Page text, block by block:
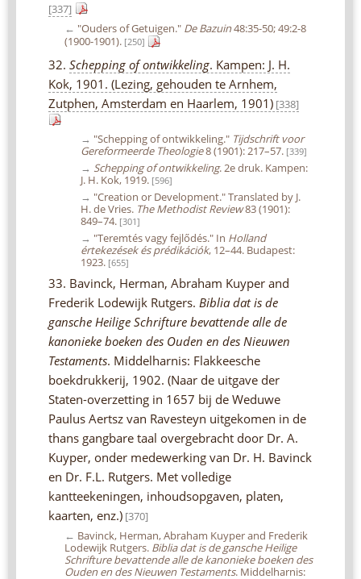
[337]
← "Ouders of Getuigen." De Bazuin48:35-50; 49:2-8
(1900-1901). [250]
32. Schepping of ontwikkeling. Kampen: J. H.
Kok, 1901. (Lezing, gehouden te Arnhem,
Zutphen, Amsterdam en Haarlem, 1901) [338]
→ "Schepping of ontwikkeling." Tijdschrift voor
Gereformeerde Theologie8 (1901): 217–57. [339]
→ Schepping of ontwikkeling. 2e druk. Kampen:
J. H. Kok, 1919. [596]
→ "Creation or Development." Translated by J.
H. de Vries. The Methodist Review83 (1901):
849–74. [301]
→ "Teremtés vagy fejlődés." In Holland
értekezések és prédikációk, 12–44. Budapest:
1923. [655]
33. Bavinck, Herman, Abraham Kuyper and
Frederik Lodewijk Rutgers. Biblia dat is de
gansche Heilige Schrifture bevattende alle de
kanonieke boeken des Ouden en des Nieuwen
Testaments. Middelharnis: Flakkeesche
boekdrukkerij, 1902. (Naar de uitgave der
Staten-overzetting in 1657 bij de Weduwe
Paulus Aertsz van Ravesteyn uitgekomen in de
thans gangbare taal overgebracht door Dr. A.
Kuyper, onder medewerking van Dr. H. Bavinck
en Dr. F.L. Rutgers. Met volledige
kantteekeningen, inhoudsopgaven, platen,
kaarten, enz.) [370]
← Bavinck, Herman, Abraham Kuyper and Frederik
Lodewijk Rutgers. Biblia dat is de gansche Heilige
Schrifture bevattende alle de kanonieke boeken des
Ouden en des Nieuwen Testaments. Middelharnis: